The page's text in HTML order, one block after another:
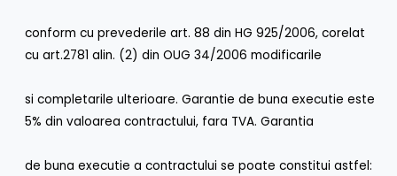
conform cu prevederile art. 88 din HG 925/2006, corelat
cu art.2781 alin. (2) din OUG 34/2006 modificarile
si completarile ulterioare. Garantie de buna executie este
5% din valoarea contractului, fara TVA. Garantia
de buna executie a contractului se poate constitui astfel: